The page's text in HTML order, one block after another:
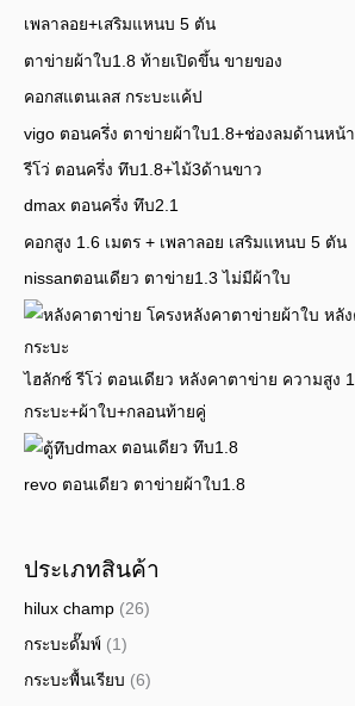
เพลาลอย+เสริมแหนบ 5 ตัน
ตาข่ายผ้าใบ1.8 ท้ายเปิดขึ้น ขายของ
คอกสแตนเลส กระบะแค้ป
vigo ตอนครึ่ง ตาข่ายผ้าใบ1.8+ช่องลมด้านหน้
รีโว่ ตอนครึ่ง ทึบ1.8+ไม้3ด้านขาว
dmax ตอนครึ่ง ทึบ2.1
คอกสูง 1.6 เมตร + เพลาลอย เสริมแหนบ 5 ตัน
nissanตอนเดียว ตาข่าย1.3 ไม่มีผ้าใบ
ไฮลักซ์ รีโว่ ตอนเดียว หลังคาตาข่าย ความสูง
กระบะ+ผ้าใบ+กลอนท้ายคู่
dmax ตอนเดียว ทึบ1.8
revo ตอนเดียว ตาข่ายผ้าใบ1.8
ประเภทสินค้า
hilux champ (26)
กระบะดั๊มพ์ (1)
กระบะพื้นเรียบ (6)